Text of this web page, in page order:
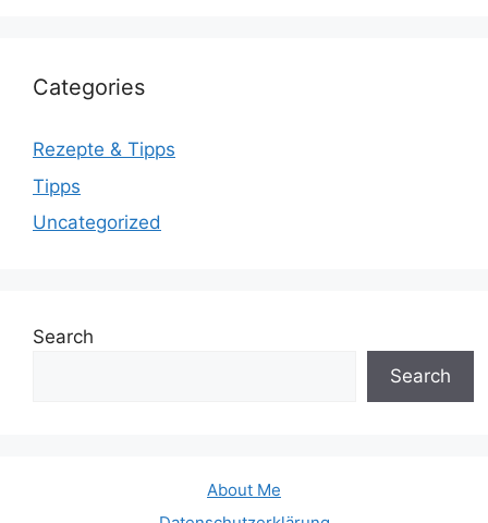
Categories
Rezepte & Tipps
Tipps
Uncategorized
Search
Search
About Me